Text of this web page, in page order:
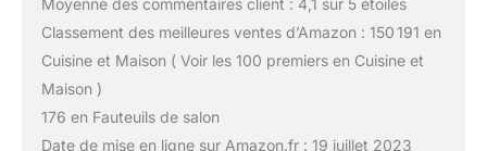
Moyenne des commentaires client : 4,1 sur 5 étoiles
Classement des meilleures ventes d’Amazon : 150 191 en
Cuisine et Maison ( Voir les 100 premiers en Cuisine et
Maison )
176 en Fauteuils de salon
Date de mise en ligne sur Amazon.fr : 19 juillet 2023